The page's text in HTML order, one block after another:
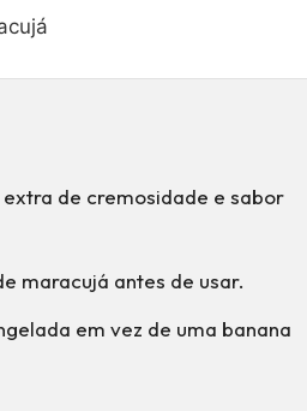
de cremosidade e sabor
maracujá antes de usar.
em vez de uma banana